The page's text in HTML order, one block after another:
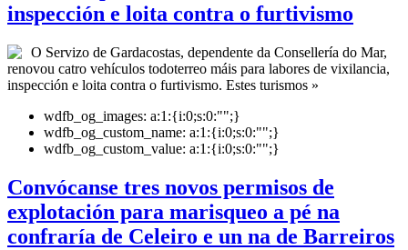
inspección e loita contra o furtivismo
O Servizo de Gardacostas, dependente da Consellería do Mar,
renovou catro vehículos todoterreo máis para labores de vixilancia,
inspección e loita contra o furtivismo. Estes turismos »
wdfb_og_images: a:1:{i:0;s:0:"";}
wdfb_og_custom_name: a:1:{i:0;s:0:"";}
wdfb_og_custom_value: a:1:{i:0;s:0:"";}
Convócanse tres novos permisos de
explotación para marisqueo a pé na
confraría de Celeiro e un na de Barreiros